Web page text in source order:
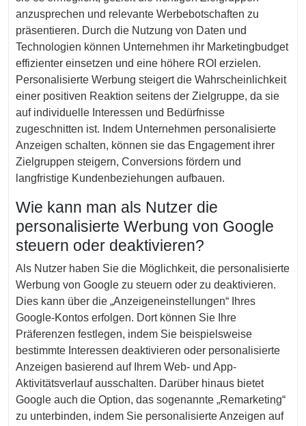
anzusprechen und relevante Werbebotschaften zu
präsentieren. Durch die Nutzung von Daten und
Technologien können Unternehmen ihr Marketingbudget
effizienter einsetzen und eine höhere ROI erzielen.
Personalisierte Werbung steigert die Wahrscheinlichkeit
einer positiven Reaktion seitens der Zielgruppe, da sie
auf individuelle Interessen und Bedürfnisse
zugeschnitten ist. Indem Unternehmen personalisierte
Anzeigen schalten, können sie das Engagement ihrer
Zielgruppen steigern, Conversions fördern und
langfristige Kundenbeziehungen aufbauen.
Wie kann man als Nutzer die
personalisierte Werbung von Google
steuern oder deaktivieren?
Als Nutzer haben Sie die Möglichkeit, die personalisierte
Werbung von Google zu steuern oder zu deaktivieren.
Dies kann über die „Anzeigeneinstellungen“ Ihres
Google-Kontos erfolgen. Dort können Sie Ihre
Präferenzen festlegen, indem Sie beispielsweise
bestimmte Interessen deaktivieren oder personalisierte
Anzeigen basierend auf Ihrem Web- und App-
Aktivitätsverlauf ausschalten. Darüber hinaus bietet
Google auch die Option, das sogenannte „Remarketing“
zu unterbinden, indem Sie personalisierte Anzeigen auf